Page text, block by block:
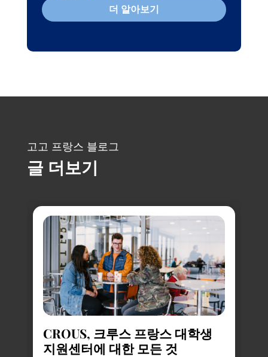
더 알아보기
고고 프랑스 블로그
글 더보기
CROUS, 크루스 프랑스 대학생
지원센터에 대한 모든 것